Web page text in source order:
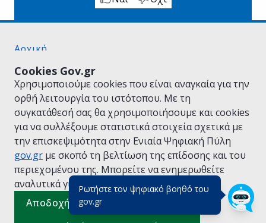
Ρωτήστε τον ψηφιακό βοηθό του
gov.gr(πάτησε για κλείσιμο)
Cookies Gov.gr
Χρησιμοποιούμε cookies που είναι αναγκαία για την
ορθή λειτουργία του ιστότοπου. Με τη
συγκατάθεσή σας θα χρησιμοποιήσουμε και cookies
για να συλλέξουμε στατιστικά στοιχεία σχετικά με
την επισκεψιμότητα στην Ενιαία Ψηφιακή Πύλη
gov.gr με σκοπό τη βελτίωση της επίδοσης και του
περιεχομένου της. Μπορείτε να ενημερωθείτε
αναλυτικά για την Πολιτική Cookies.
Αποδοχή όλων
Αρχική
Όροι Χρήσης
Πολιτική Απορρήτου
Δήλωση προσβασιμότητας
Πολιτική cookies
Προτάσεις για το gov.gr
Υλοποίηση από το Υπουργείο Ψηφιακής
Διακυβέρνησης
Ελληνικά |Αγγλικά